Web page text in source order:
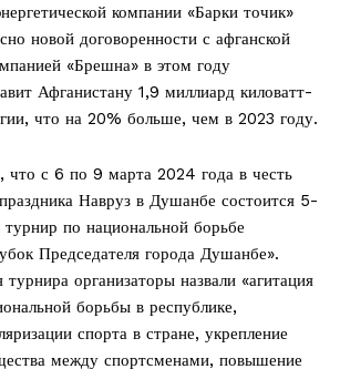
компании «Барки точик»
новой договоренности с афганской
«Брешна» в этом году
Афганистану 1,9 миллиард киловатт-
что на 20% больше, чем в 2023 году.
что с 6 по 9 марта 2024 года в честь
Навруз в Душанбе состоится 5-
по национальной борьбе
Председателя города Душанбе».
организаторы назвали «агитация
борьбы в республике,
спорта в стране, укрепление
между спортсменами, повышение